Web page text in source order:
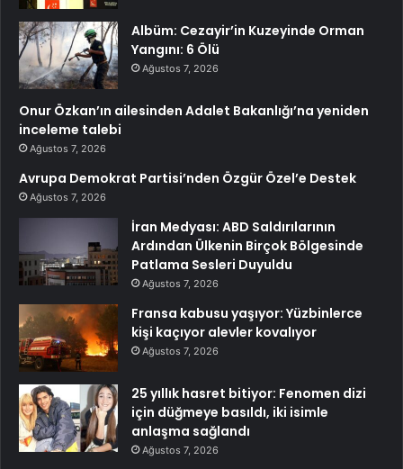
Albüm: Cezayir’in Kuzeyinde Orman
Yangını: 6 Ölü
Ağustos 7, 2026
Onur Özkan’ın ailesinden Adalet Bakanlığı’na yeniden
inceleme talebi
Ağustos 7, 2026
Avrupa Demokrat Partisi’nden Özgür Özel’e Destek
Ağustos 7, 2026
İran Medyası: ABD Saldırılarının
Ardından Ülkenin Birçok Bölgesinde
Patlama Sesleri Duyuldu
Ağustos 7, 2026
Fransa kabusu yaşıyor: Yüzbinlerce
kişi kaçıyor alevler kovalıyor
Ağustos 7, 2026
25 yıllık hasret bitiyor: Fenomen dizi
için düğmeye basıldı, iki isimle
anlaşma sağlandı
Ağustos 7, 2026